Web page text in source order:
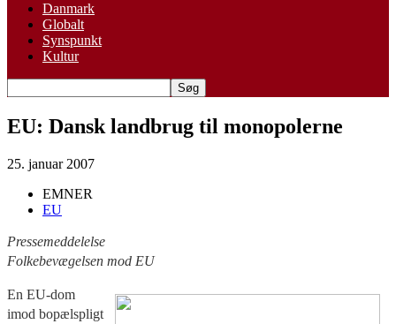
Danmark
Globalt
Synspunkt
Kultur
EU: Dansk landbrug til monopolerne
25. januar 2007
EMNER
EU
Pressemeddelelse
Folkebevægelsen mod EU
En EU-dom
imod bopælspligt